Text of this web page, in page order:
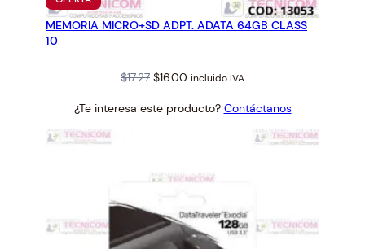
EN
OFERTA
MEMORIA MICRO+SD ADPT. ADATA 64GB CLASS
10
$17.27 Original
was:
$16.00 Current
is:
incluido IVA
¿Te interesa este producto? Contáctanos